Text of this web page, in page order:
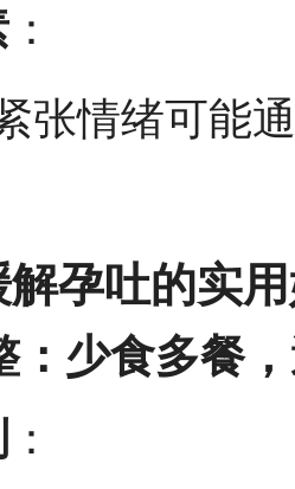
：
张情绪可能
孕吐的实
：少食多餐
：